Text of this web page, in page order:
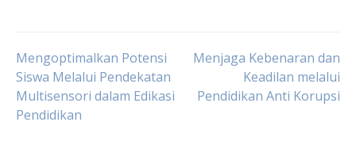
Post
navigation
Mengoptimalkan Potensi
Siswa Melalui Pendekatan
Multisensori dalam Edikasi
Pendidikan
Menjaga Kebenaran dan
Keadilan melalui
Pendidikan Anti Korupsi